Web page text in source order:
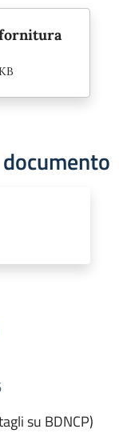
su BDNCP)